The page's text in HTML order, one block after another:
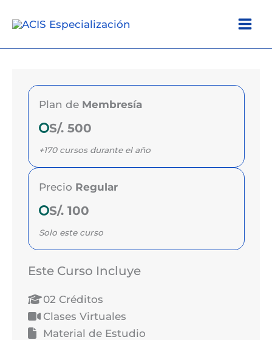
Plan de Membresía
S/. 500
+170 cursos durante el año
Precio Regular
S/. 100
Solo este curso
Este Curso Incluye
02 Créditos
Clases Virtuales
Material de Estudio